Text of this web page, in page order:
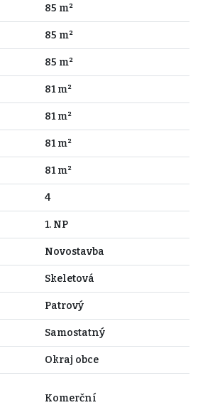
85 m²
85 m²
85 m²
81 m²
81 m²
81 m²
81 m²
4
1. NP
Novostavba
Skeletová
Patrový
Samostatný
Okraj obce
Komerční